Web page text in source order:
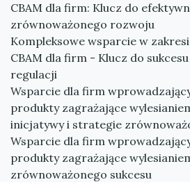
CBAM dla firm: Klucz do
zrównoważonego rozwoju
Kompleksowe wsparcie w
CBAM dla firm - Klucz do
regulacji
Wsparcie dla firm
produkty zagrażające
inicjatywy i strategie
Wsparcie dla firm
produkty zagrażające
zrównoważonego sukcesu